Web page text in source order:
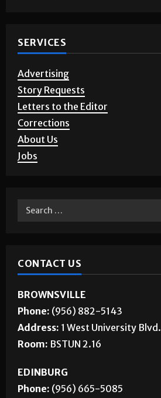
SERVICES
Advertising
Story Requests
Letters to the Editor
Corrections
About Us
Jobs
CONTACT US
BROWNSVILLE
Phone: (956) 882-5143
Address: 1 West University Blvd.
Room: BSTUN 2.16
EDINBURG
Phone: (956) 665-5085